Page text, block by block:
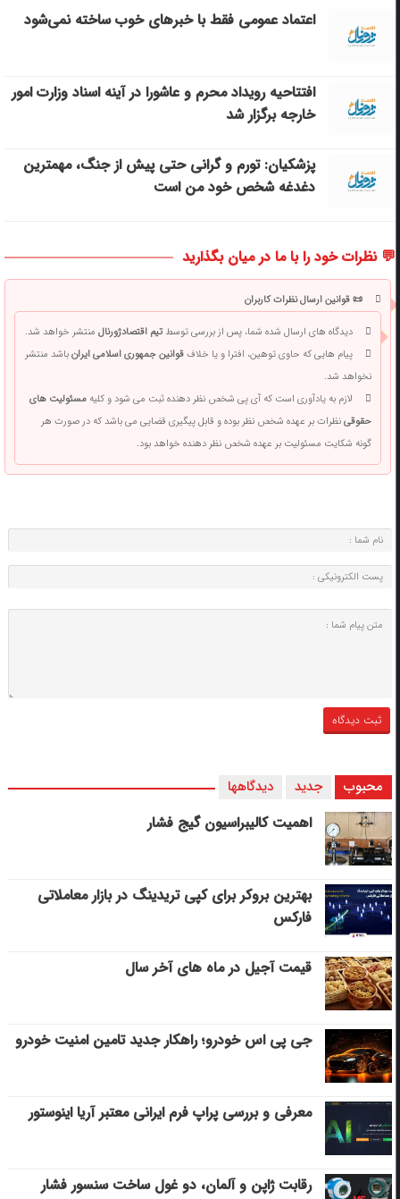
اعتماد عمومی فقط با خبرهای خوب ساخته نمی‌شود
افتتاحیه رویداد محرم و عاشورا در آینه اسناد وزارت امور
خارجه برگزار شد
پزشکیان: تورم و گرانی حتی پیش از جنگ، مهمترین
دغدغه شخص خود من است
💬 نظرات خود را با ما در میان بگذارید
📜 قوانین ارسال نظرات کاربران
دیدگاه های ارسال شده شما، پس از بررسی توسطتیم اقتصادژورنالمنتشر خواهد شد.
پیام هایی که حاوی توهین، افترا و یا خلافقوانین جمهوری اسلامی ایرانباشد منتشر
نخواهد شد.
لازم به یادآوری است که آی پی شخص نظر دهنده ثبت می شود و کلیهمسئولیت های
حقوقینظرات بر عهده شخص نظر بوده و قابل پیگیری قضایی می باشد که در صورت هر
گونه شکایت مسئولیت بر عهده شخص نظر دهنده خواهد بود.
محبوب جدید دیدگاهها
اهمیت کالیبراسیون گیج فشار
بهترین بروکر برای کپی‌ تریدینگ در بازار معاملاتی
فارکس
قیمت آجیل در ماه های آخر سال
جی پی اس خودرو؛ راهکار جدید تامین امنیت خودرو
معرفی و بررسی پراپ فرم ایرانی معتبر آریا اینوستور
رقابت ژاپن و آلمان، دو غول ساخت سنسور فشار